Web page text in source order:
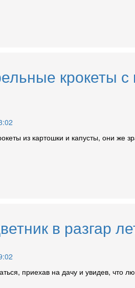
крокеты
из картошки и капусты, они
в разгар
приехав на дачу и увидев, что